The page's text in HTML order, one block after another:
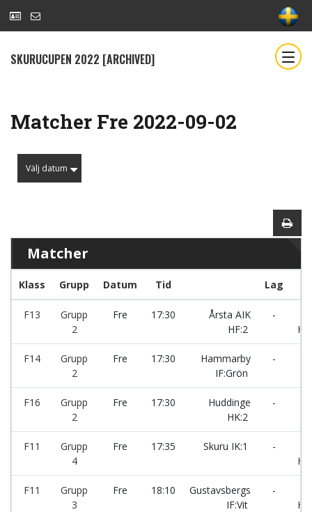
SKURUCUPEN 2022 [ARCHIVED]
Matcher Fre 2022-09-02
Välj datum
Matcher
Klass Grupp Datum Tid Lag
F13
Grupp
2
Fre 17:30
Årsta AIK
HF:2
-
F14
Grupp
2
Fre 17:30
Hammarby
IF:Grön
-
F16
Grupp
2
Fre 17:30
Huddinge
HK:2
-
F11
Grupp
4
Fre 17:35 Skuru IK:1 -
F11
Grupp
3
Fre 18:10
Gustavsbergs
IF:Vit
-